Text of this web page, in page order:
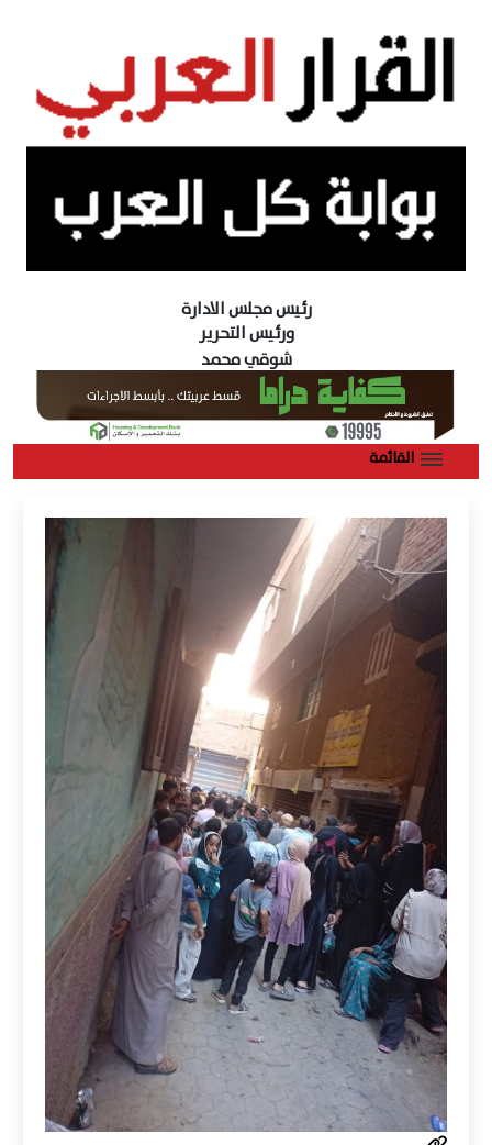
رئيس مجلس الادارة
ورئيس التحرير
شوقي محمد
القائمة